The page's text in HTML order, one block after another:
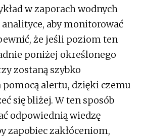
w zaporach wodnych
aby monitorować
że jeśli poziom ten
poniżej określonego
zostaną szybko
alertu, dzięki czemu
się bliżej. W ten sposób
odpowiednią wiedzę
zapobiec zakłóceniom,